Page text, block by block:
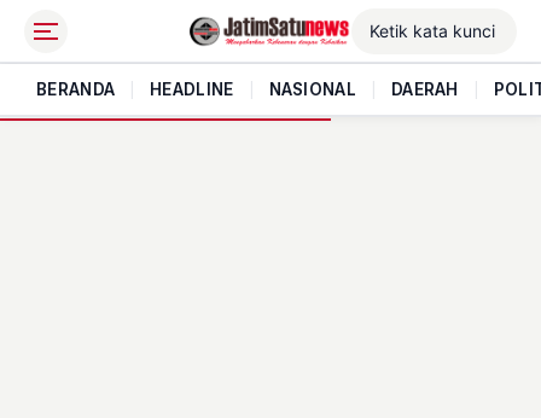
BERANDA HEADLINE NASIONAL DAERAH